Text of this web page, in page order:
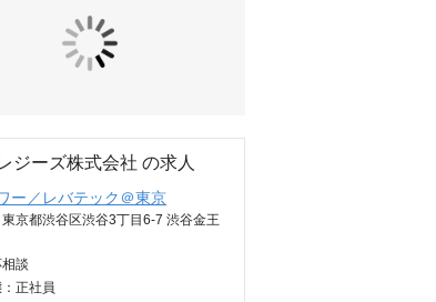
ジーズ株式会社 の求人
ー／レバテック＠東京
京都渋谷区渋谷3丁目6-7 渋谷金王
相談
正社員